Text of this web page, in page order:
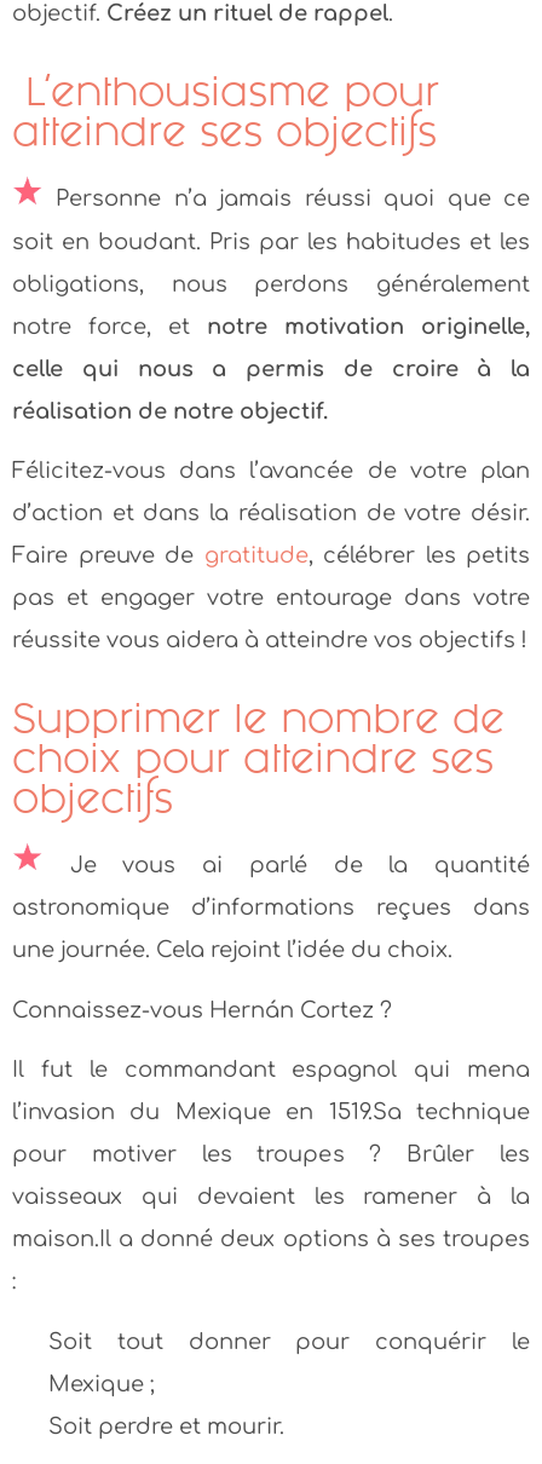
objectif. Créez un rituel de rappel.
L’enthousiasme pour
atteindre ses objectifs
Personne n’a jamais réussi quoi que ce
soit en boudant. Pris par les habitudes et les
obligations, nous perdons généralement
notre force, et notre motivation originelle,
celle qui nous a permis de croire à la
réalisation de notre objectif.
Félicitez-vous dans l’avancée de votre plan
d’action et dans la réalisation de votre désir.
Faire preuve de gratitude, célébrer les petits
pas et engager votre entourage dans votre
réussite vous aidera à atteindre vos objectifs !
Supprimer le nombre de
choix pour atteindre ses
objectifs
Je vous ai parlé de la quantité
astronomique d’informations reçues dans
une journée. Cela rejoint l’idée du choix.
Connaissez-vous Hernán Cortez ?
Il fut le commandant espagnol qui mena
l’invasion du Mexique en 1519.Sa technique
pour motiver les troupes ? Brûler les
vaisseaux qui devaient les ramener à la
maison.Il a donné deux options à ses troupes
:
Soit tout donner pour conquérir le
Mexique ;
Soit perdre et mourir.